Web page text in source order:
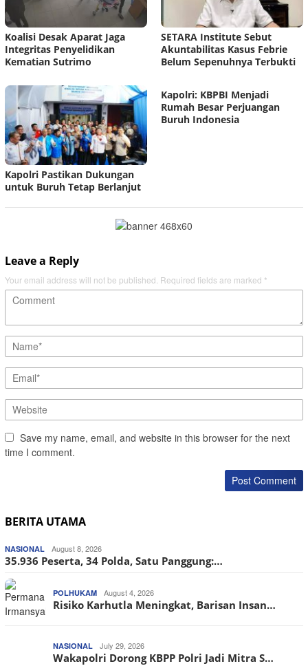
Koalisi Desak Aparat Jaga
Integritas Penyelidikan
Kematian Sutrimo
SETARA Institute Sebut
Akuntabilitas Kasus Febrie
Belum Sepenuhnya Terbukti
Kapolri Pastikan Dukungan
untuk Buruh Tetap Berlanjut
Kapolri: KBPBI Menjadi
Rumah Besar Perjuangan
Buruh Indonesia
Leave a Reply
Your email address will not be published. Required fields are marked *
Save my name, email, and website in this browser for the next
time I comment.
BERITA UTAMA
NASIONAL August 8, 2026
35.936 Peserta, 34 Polda, Satu Panggung:…
POLHUKAM August 4, 2026
Risiko Karhutla Meningkat, Barisan Insan…
NASIONAL July 29, 2026
Wakapolri Dorong KBPP Polri Jadi Mitra S…